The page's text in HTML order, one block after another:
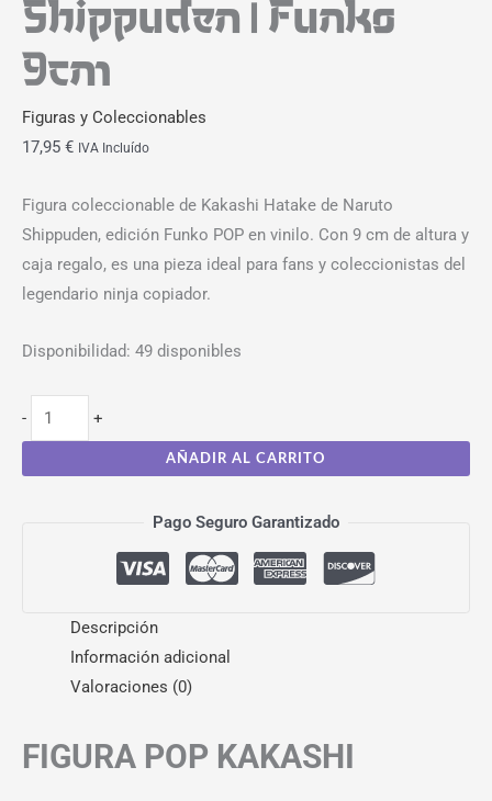
Shippuden | Funko
9cm
Figuras y Coleccionables
17,95 € IVA Incluído
Figura coleccionable de Kakashi Hatake de Naruto
Shippuden, edición Funko POP en vinilo. Con 9 cm de altura y
caja regalo, es una pieza ideal para fans y coleccionistas del
legendario ninja copiador.
Disponibilidad: 49 disponibles
- +
AÑADIR AL CARRITO
Pago Seguro Garantizado
Descripción
Información adicional
Valoraciones (0)
FIGURA POP KAKASHI